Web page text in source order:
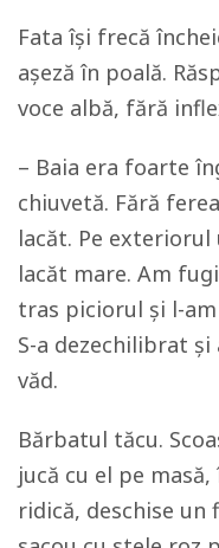
Fata își frecă
așeză în poală.
voce albă, fără
– Baia era foarte
chiuvetă. Fără
lacăt. Pe exteriorul
lacăt mare. Am
tras piciorul și l-
S-a dezechilibrat
văd.
Bărbatul tăcu.
jucă cu el pe
ridică, deschise un